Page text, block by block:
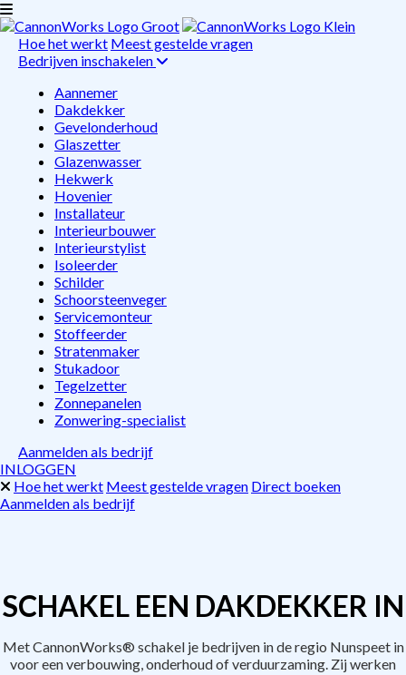
Hoe het werkt Meest gestelde vragen
Bedrijven inschakelen
Aannemer
Dakdekker
Gevelonderhoud
Glaszetter
Glazenwasser
Hekwerk
Hovenier
Installateur
Interieurbouwer
Interieurstylist
Isoleerder
Schilder
Schoorsteenveger
Servicemonteur
Stoffeerder
Stratenmaker
Stukadoor
Tegelzetter
Zonnepanelen
Zonwering-specialist
Aanmelden als bedrijf
INLOGGEN
Hoe het werkt Meest gestelde vragen Direct boeken
Aanmelden als bedrijf
SCHAKEL EEN DAKDEKKER IN
Met CannonWorks® schakel je bedrijven in de regio Nunspeet in
voor een verbouwing, onderhoud of verduurzaming. Zij werken